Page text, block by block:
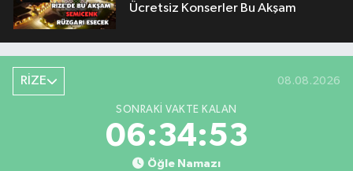
Ücretsiz Konserler Bu Akşam
RİZE 08.08.2026
SONRAKI VAKTE KALAN
06:34:52
Öğle Namazı